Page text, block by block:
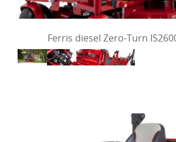
Ferris diesel Zero-Turn